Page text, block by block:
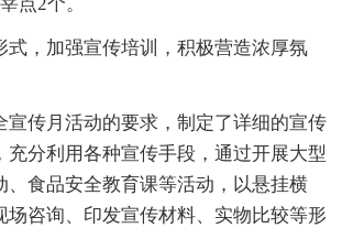
点2个。
式，加强宣传培训，积极营造浓厚氛
宣传月活动的要求，制定了详细的宣传
充分利用各种宣传手段，通过开展大型
、食品安全教育课等活动，以悬挂横
场咨询、印发宣传材料、实物比较等形